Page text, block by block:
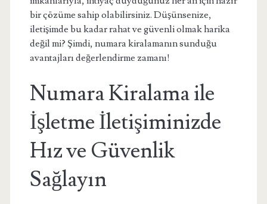
bir çözüme sahip olabilirsiniz. Düşünsenize,
iletişimde bu kadar rahat ve güvenli olmak harika
değil mi? Şimdi, numara kiralamanın sunduğu
avantajları değerlendirme zamanı!
Numara Kiralama ile
İşletme İletişiminizde
Hız ve Güvenlik
Sağlayın